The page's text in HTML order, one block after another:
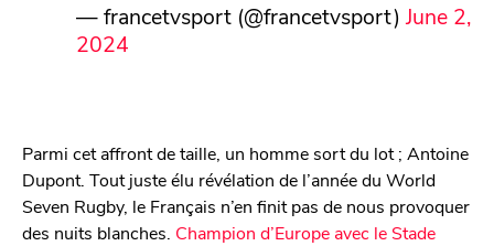
— francetvsport (@francetvsport) June 2,
2024
Parmi cet affront de taille, un homme sort du lot ; Antoine
Dupont. Tout juste élu révélation de l’année du World
Seven Rugby, le Français n’en finit pas de nous provoquer
des nuits blanches. Champion d’Europe avec le Stade